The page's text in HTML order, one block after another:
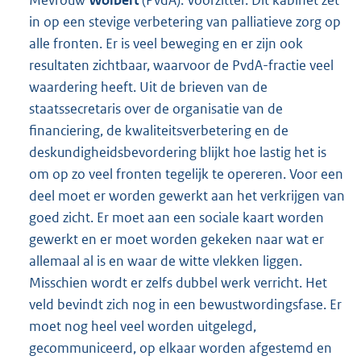
in op een stevige verbetering van palliatieve zorg op
alle fronten. Er is veel beweging en er zijn ook
resultaten zichtbaar, waarvoor de PvdA-fractie veel
waardering heeft. Uit de brieven van de
staatssecretaris over de organisatie van de
financiering, de kwaliteitsverbetering en de
deskundigheidsbevordering blijkt hoe lastig het is
om op zo veel fronten tegelijk te opereren. Voor een
deel moet er worden gewerkt aan het verkrijgen van
goed zicht. Er moet aan een sociale kaart worden
gewerkt en er moet worden gekeken naar wat er
allemaal al is en waar de witte vlekken liggen.
Misschien wordt er zelfs dubbel werk verricht. Het
veld bevindt zich nog in een bewustwordingsfase. Er
moet nog heel veel worden uitgelegd,
gecommuniceerd, op elkaar worden afgestemd en